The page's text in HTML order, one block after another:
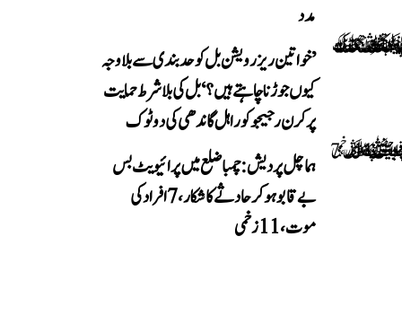
مدد
’خواتین ریزرویشن بل کو حدبندی سے بلا وجہ
کیوں جوڑنا چاہتے ہیں؟‘ بل کی بلا شرط حمایت
پر کرن رجیجو کو راہل گاندھی کی دوٹوک
ہماچل پردیش: چمبا ضلع میں پرائیویٹ بس
بے قابو ہوکر حادثے کا شکار، 7 افراد کی
موت، 11 زخمی